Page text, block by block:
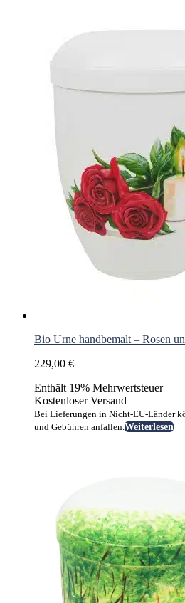
Bio Urne handbemalt – Rosen
229,00 €
Enthält 19% Mehrwertsteuer
Kostenloser Versand
Bei Lieferungen in Nicht-EU-Länder
und Gebühren anfallen.Weiterlesen